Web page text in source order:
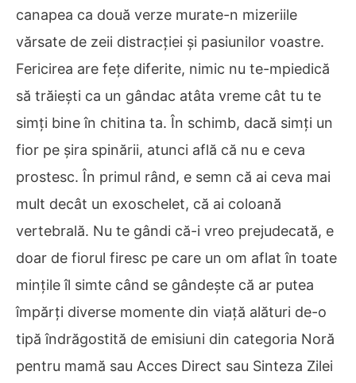
canapea ca două verze murate-n mizeriile
vărsate de zeii distracției și pasiunilor voastre.
Fericirea are fețe diferite, nimic nu te-mpiedică
să trăiești ca un gândac atâta vreme cât tu te
simți bine în chitina ta. În schimb, dacă simți un
fior pe șira spinării, atunci află că nu e ceva
prostesc. În primul rând, e semn că ai ceva mai
mult decât un exoschelet, că ai coloană
vertebrală. Nu te gândi că-i vreo prejudecată, e
doar de fiorul firesc pe care un om aflat în toate
mințile îl simte când se gândește că ar putea
împărți diverse momente din viață alături de-o
tipă îndrăgostită de emisiuni din categoria Noră
pentru mamă sau Acces Direct sau Sinteza Zilei